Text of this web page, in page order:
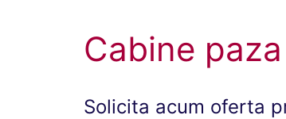
Cabine
Solicita acum oferta